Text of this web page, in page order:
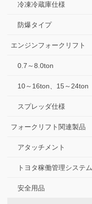
冷凍冷蔵庫仕様
防爆タイプ
エンジンフォークリフト
0.7～8.0ton
10～16ton、15～24ton
スプレッダ仕様
フォークリフト関連製品
アタッチメント
トヨタ稼働管理システム
安全用品